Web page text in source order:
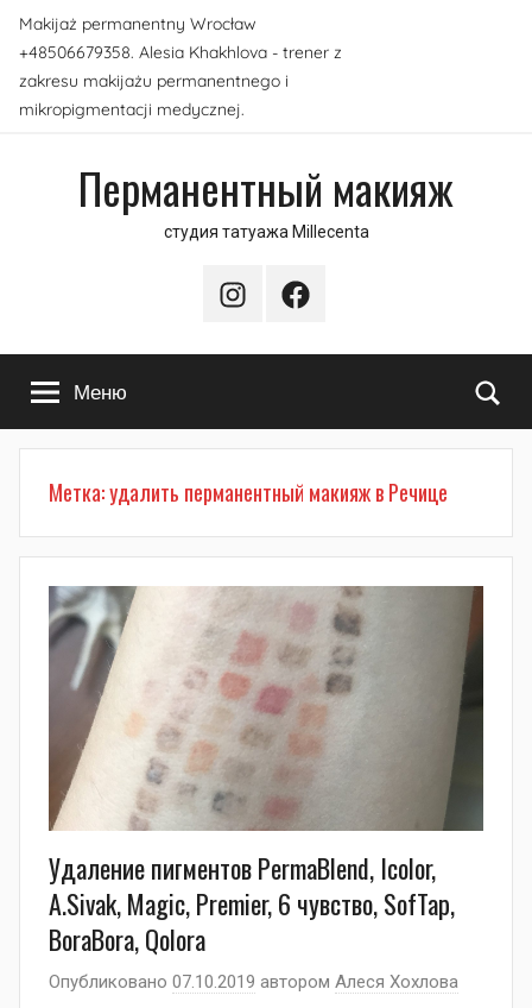
Перейти
содержимому
Makijaż permanentny Wrocław
+48506679358. Alesia Khakhlova - trener z
zakresu makijażu permanentnego i
mikropigmentacji medycznej.
Перманентный макияж
студия татуажа Millecenta
InstagramFacebook
Меню
Метка:удалить перманентный макияж в Речице
Удаление пигментов PermaBlend, Icolor,
A.Sivak, Magic, Premier, 6 чувство, SofTap,
BoraBora, Qolora
Опубликовано 07.10.2019 автором Алеся Хохлова